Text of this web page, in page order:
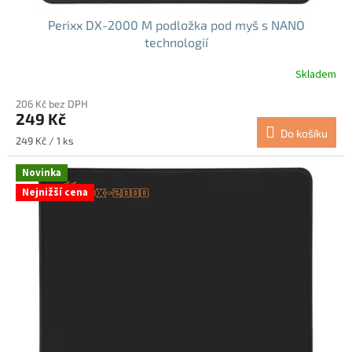
Perixx DX-2000 M podložka pod myš s NANO
technologií
Skladem
206 Kč bez DPH
249 Kč
Měrná
cena:
249 Kč / 1 ks
Do košíku
Novinka
Nejnižší cena